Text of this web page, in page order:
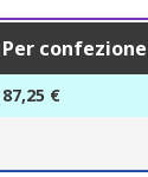
Per confezione
87,25 €